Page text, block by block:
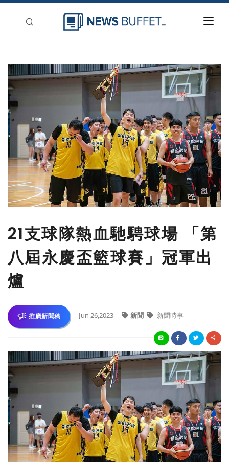
新聞稿分類
21支球隊熱血馳騁球場 「第
八屆永慶盃籃球賽」冠軍出
爐
推廣新聞稿 Jun 26,2023 新聞 新聞時事